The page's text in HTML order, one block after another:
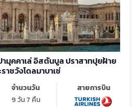
ามุคคาเล่ อิสตันบูล ปราสาทปุยฝ้าย
าชวังโดลมาบาเช่
จำนวนวัน
9 วัน 7 คืน
สายการบิน